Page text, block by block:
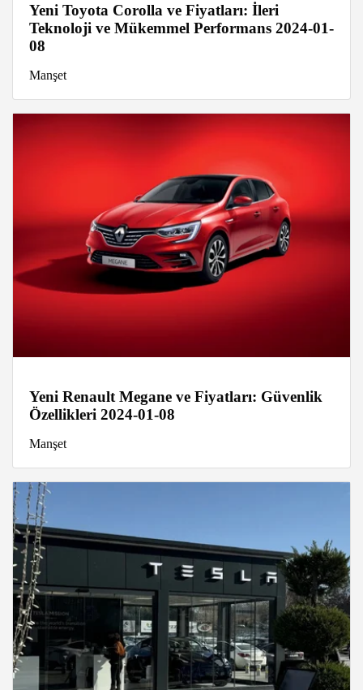
Yeni Toyota Corolla ve Fiyatları: İleri
Teknoloji ve Mükemmel Performans 2024-01-
08
Manşet
Yeni Renault Megane ve Fiyatları: Güvenlik
Özellikleri 2024-01-08
Manşet